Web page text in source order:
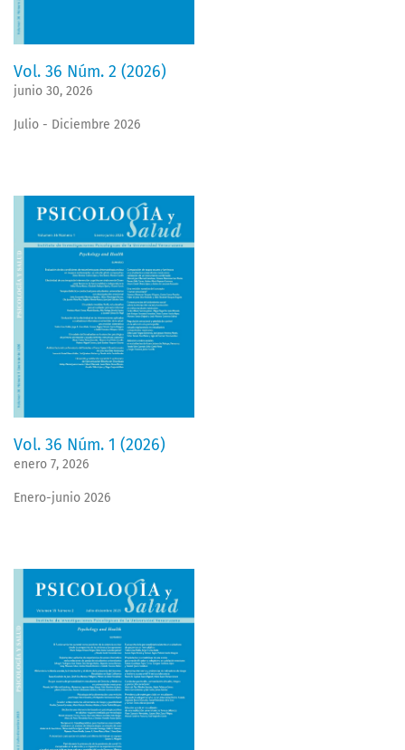
Vol. 36 Núm. 2 (2026)
junio 30, 2026
Julio - Diciembre 2026
Vol. 36 Núm. 1 (2026)
enero 7, 2026
Enero-junio 2026